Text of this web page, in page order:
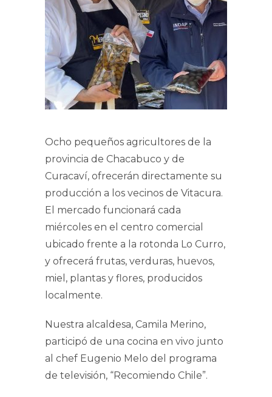
Ocho pequeños agricultores de la
provincia de Chacabuco y de
Curacaví, ofrecerán directamente su
producción a los vecinos de Vitacura.
El mercado funcionará cada
miércoles en el centro comercial
ubicado frente a la rotonda Lo Curro,
y ofrecerá frutas, verduras, huevos,
miel, plantas y flores, producidos
localmente.
Nuestra alcaldesa, Camila Merino,
participó de una cocina en vivo junto
al chef Eugenio Melo del programa
de televisión, “Recomiendo Chile”.